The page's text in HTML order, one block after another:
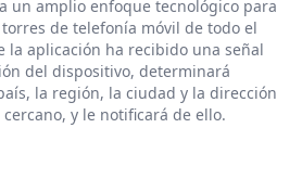
un amplio enfoque tecnológico para
de telefonía móvil de todo el
la aplicación ha recibido una señal
del dispositivo, determinará
la región, la ciudad y la dirección
y le notificará de ello.